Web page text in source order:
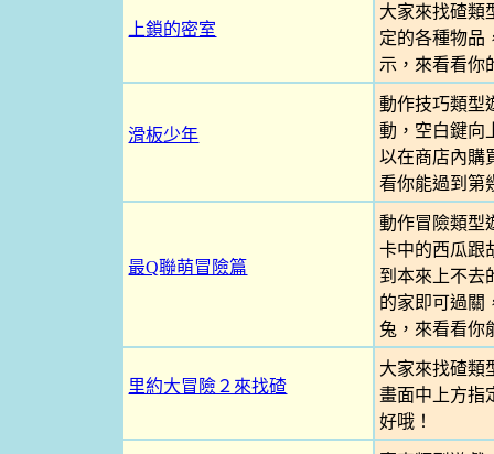
上鎖的密室
大家來找碴類
定的各種物品
示，來看看你
滑板少年
動作技巧類型
動，空白鍵向
以在商店內購
看你能過到第
最Q聯萌冒險篇
動作冒險類型
卡中的西瓜跟
到本來上不去
的家即可過關
兔，來看看你
里約大冒險２來找碴
大家來找碴類
畫面中上方指
好哦！